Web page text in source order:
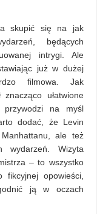
skupić się na jak
będących
intrygi. Ale
już w dużej
filmowa. Jak
ułatwione
przywodzi na myśl
dodać, że Levin
ale też
wydarzeń. Wizyta
– to wszystko
fikcyjnej opowieści,
ją w oczach